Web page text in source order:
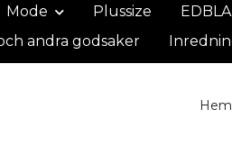
Mode Plussize
andra godsaker
Hem